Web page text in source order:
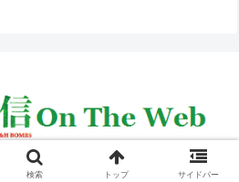
協通信 on the web.
検索 トップ サイドバー